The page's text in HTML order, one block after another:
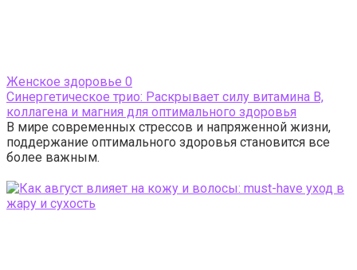
Женское здоровье 0
Синергетическое трио: Раскрывает силу витамина В,
коллагена и магния для оптимального здоровья
В мире современных стрессов и напряженной жизни,
поддержание оптимального здоровья становится все
более важным.